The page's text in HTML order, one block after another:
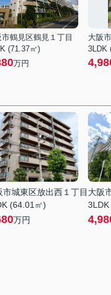
市鶴見区鶴見１丁目
(71.37㎡)
万円
大阪
3LDK
市城東区放出西１丁目
(64.01㎡)
万円
大阪